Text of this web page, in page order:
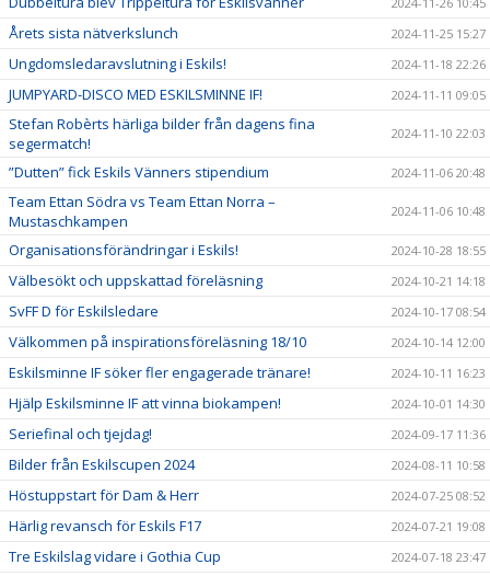
Årets sista nätverkslunch 2024-11-25 15:27
Ungdomsledaravslutning i Eskils! 2024-11-18 22:26
JUMPYARD-DISCO MED ESKILSMINNE IF! 2024-11-11 09:05
Stefan Robèrts härliga bilder från dagens fina
segermatch!
2024-11-10 22:03
”Dutten” fick Eskils Vänners stipendium 2024-11-06 20:48
Team Ettan Södra vs Team Ettan Norra –
Mustaschkampen
2024-11-06 10:48
Organisationsförändringar i Eskils! 2024-10-28 18:55
Välbesökt och uppskattad föreläsning 2024-10-21 14:18
SvFF D för Eskilsledare 2024-10-17 08:54
Välkommen på inspirationsföreläsning 18/10 2024-10-14 12:00
Eskilsminne IF söker fler engagerade tränare! 2024-10-11 16:23
Hjälp Eskilsminne IF att vinna biokampen! 2024-10-01 14:30
Seriefinal och tjejdag! 2024-09-17 11:36
Bilder från Eskilscupen 2024 2024-08-11 10:58
Höstuppstart för Dam & Herr 2024-07-25 08:52
Härlig revansch för Eskils F17 2024-07-21 19:08
Tre Eskilslag vidare i Gothia Cup 2024-07-18 23:47